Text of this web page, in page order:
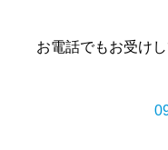
お電話でもお受け